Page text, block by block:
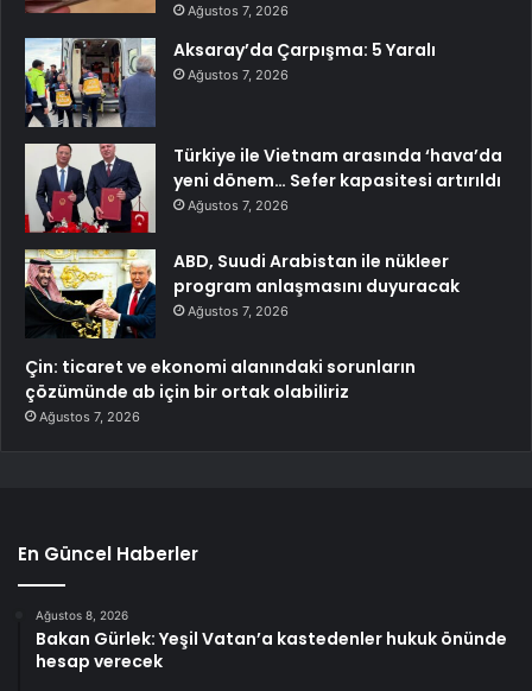
Ağustos 7, 2026
Aksaray’da Çarpışma: 5 Yaralı
Ağustos 7, 2026
Türkiye ile Vietnam arasında ‘hava’da
yeni dönem… Sefer kapasitesi artırıldı
Ağustos 7, 2026
ABD, Suudi Arabistan ile nükleer
program anlaşmasını duyuracak
Ağustos 7, 2026
Çin: ticaret ve ekonomi alanındaki sorunların
çözümünde ab için bir ortak olabiliriz
Ağustos 7, 2026
En Güncel Haberler
Ağustos 8, 2026
Bakan Gürlek: Yeşil Vatan’a kastedenler hukuk önünde
hesap verecek